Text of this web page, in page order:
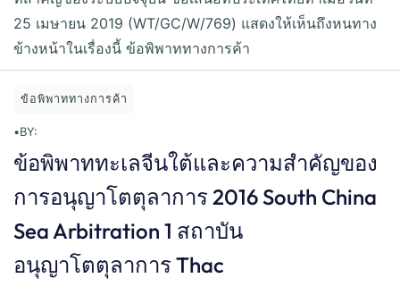
25 เมษายน 2019 (WT/GC/W/769) แสดงให้เห็นถึงหนทาง
ข้างหน้าในเรื่องนี้ ข้อพิพาททางการค้า
ข้อพิพาททางการค้า
•BY:
ข้อพิพาททะเลจีนใต้และความสำคัญของ
การอนุญาโตตุลาการ 2016 South China
Sea Arbitration 1 สถาบัน
อนุญาโตตุลาการ Thac